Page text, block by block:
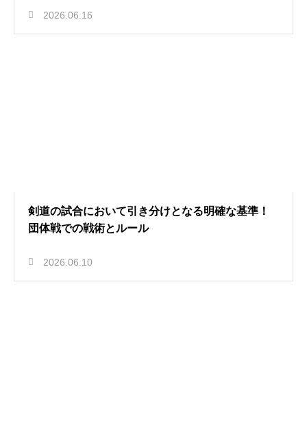
2026.06.16
剣道の試合において引き分けとなる明確な基準！
団体戦での戦術とルール
2026.06.10